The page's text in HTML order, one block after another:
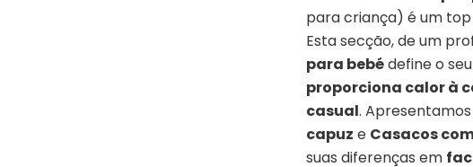
para criança) é um
Esta secção, de um
para bebédefine o
proporciona calor à
casual.
capuz e Casacos
suas diferenças em